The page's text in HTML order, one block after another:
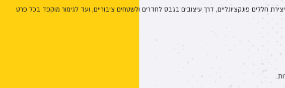
חללים פונקציונליים, דרך עיצובים בגבס לחדרים ולשטחים ציבוריים, ועד לגימור מוקפד בכל פרט